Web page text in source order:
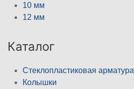
10 мм
12 мм
Каталог
Стеклопластиковая арматура
Колышки